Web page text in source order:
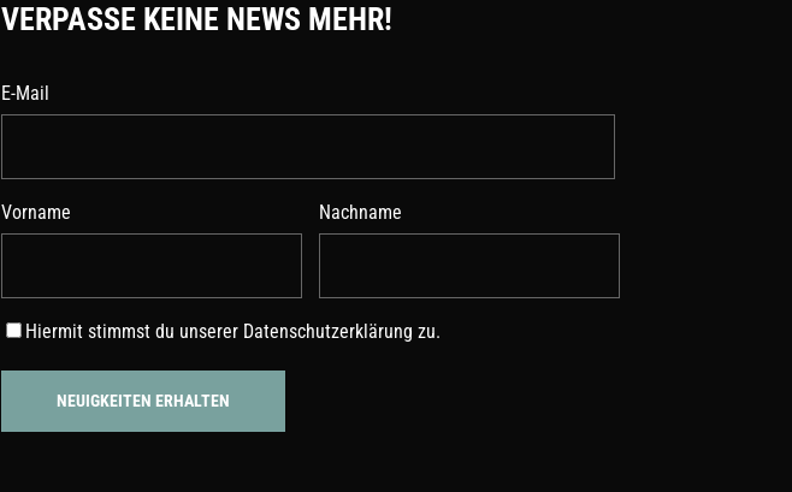
VERPASSE KEINE NEWS MEHR!
E-Mail
Vorname Nachname
Hiermit stimmst du unserer Datenschutzerklärung zu.